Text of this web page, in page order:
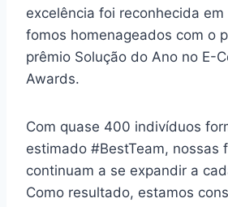
excelência foi reconhecida
fomos homenageados com o
prêmio Solução do Ano no E-
Awards.
Com quase 400 indivíduos
estimado #BestTeam, nossas
continuam a se expandir a
Como resultado, estamos